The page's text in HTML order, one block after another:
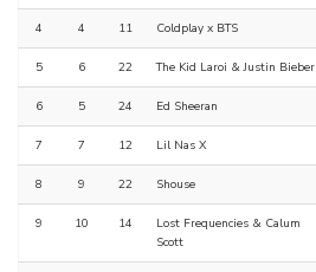
4 4 11 Coldplay x BTS
5 6 22 The Kid Laroi & Justin Bieber
6 5 24 Ed Sheeran
7 7 12 Lil Nas X
8 9 22 Shouse
9 10 14
Lost Frequencies & Calum
Scott